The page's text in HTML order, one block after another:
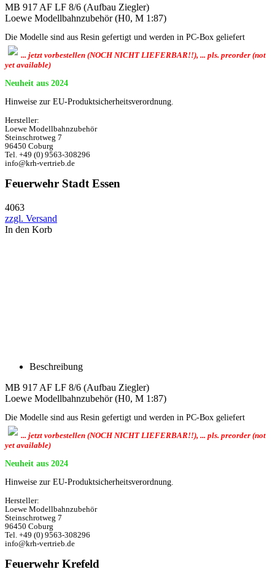
MB 917 AF LF 8/6 (Aufbau Ziegler)
Loewe Modellbahnzubehör (H0, M 1:87)
Die Modelle sind aus Resin gefertigt und werden in PC-Box geliefert
... jetzt vorbestellen (NOCH NICHT LIEFERBAR!!), ... pls. preorder (not
yet available)
Neuheit aus 2024
Hinweise zur EU-Produktsicherheitsverordnung.
Hersteller:
Loewe Modellbahnzubehör
Steinschrotweg 7
96450 Coburg
Tel. +49 (0) 9563-308296
info@krh-vertrieb.de
Feuerwehr Stadt Essen
4063
zzgl. Versand
In den Korb
Beschreibung
MB 917 AF LF 8/6 (Aufbau Ziegler)
Loewe Modellbahnzubehör (H0, M 1:87)
Die Modelle sind aus Resin gefertigt und werden in PC-Box geliefert
... jetzt vorbestellen (NOCH NICHT LIEFERBAR!!), ... pls. preorder (not
yet available)
Neuheit aus 2024
Hinweise zur EU-Produktsicherheitsverordnung.
Hersteller:
Loewe Modellbahnzubehör
Steinschrotweg 7
96450 Coburg
Tel. +49 (0) 9563-308296
info@krh-vertrieb.de
Feuerwehr Krefeld